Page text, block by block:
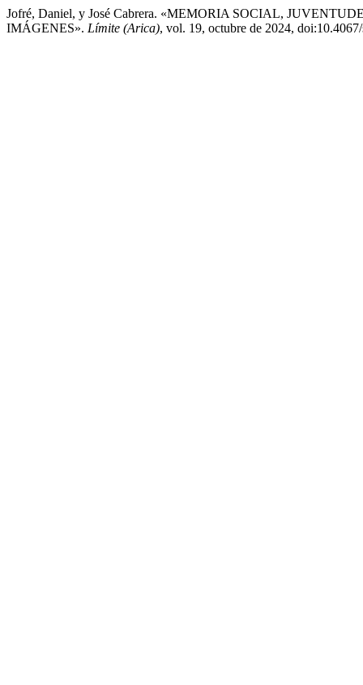
Jofré, Daniel, y José Cabrera. «MEMORIA SOCIAL,
IMÁGENES». Límite (Arica), vol. 19, octubre de 2024,